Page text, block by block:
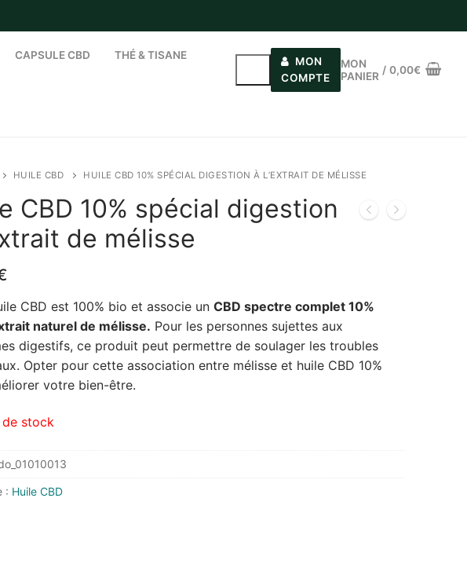
CAPSULE CBD THÉ & TISANE
MON
COMPTE
MON
PANIER / 0,00€
HUILE CBD HUILE CBD 10% SPÉCIAL DIGESTION À L’EXTRAIT DE MÉLISSE
CBD 10% spécial digestion
de mélisse
CBD est 100% bio et associe un CBD spectre complet 10%
naturel de mélisse. Pour les personnes sujettes aux
digestifs, ce produit peut permettre de soulager les troubles
Opter pour cette association entre mélisse et huile CBD 10%
votre bien-être.
de stock
: Huile CBD